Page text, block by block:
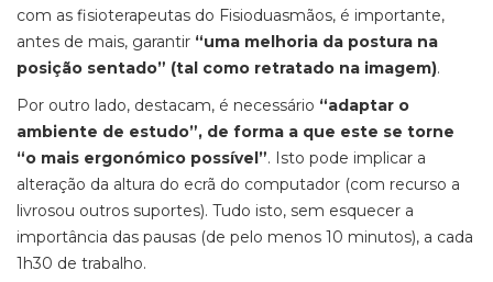
com as fisioterapeutas do Fisioduasmãos, é importante,
antes de mais, garantir “uma melhoria da postura na
posição sentado” (tal como retratado na imagem).
Por outro lado, destacam, é necessário “adaptar o
ambiente de estudo”, de forma a que este se torne
“o mais ergonómico possível”. Isto pode implicar a
alteração da altura do ecrã do computador (com recurso a
livrosou outros suportes). Tudo isto, sem esquecer a
importância das pausas (de pelo menos 10 minutos), a cada
1h30 de trabalho.